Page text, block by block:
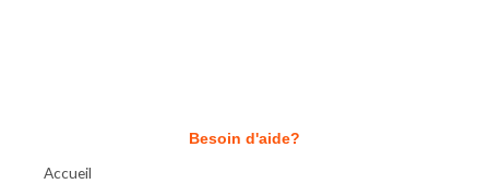
Besoin d'aide?
Accueil